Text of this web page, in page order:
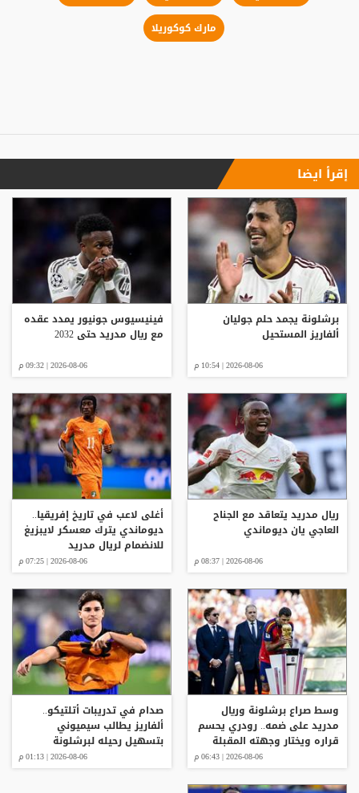
مارك كوكوريلا
إقرأ ايضا
برشلونة يجمد حلم جوليان
ألفاريز المستحيل
2026-08-06 | 10:54 م
فينيسيوس جونيور يمدد عقده
مع ريال مدريد حتى 2032
2026-08-06 | 09:32 م
ريال مدريد يتعاقد مع الجناح
العاجي يان ديوماندي
2026-08-06 | 08:37 م
أغلى لاعب في تاريخ إفريقيا..
ديوماندي يترك معسكر لايبزيغ
للانضمام لريال مدريد
2026-08-06 | 07:25 م
وسط صراع برشلونة وريال
مدريد على ضمه.. رودري يحسم
قراره ويختار وجهته المقبلة
2026-08-06 | 06:43 م
صدام في تدريبات أتلتيكو..
ألفاريز يطالب سيميوني
بتسهيل رحيله لبرشلونة
2026-08-06 | 01:13 م